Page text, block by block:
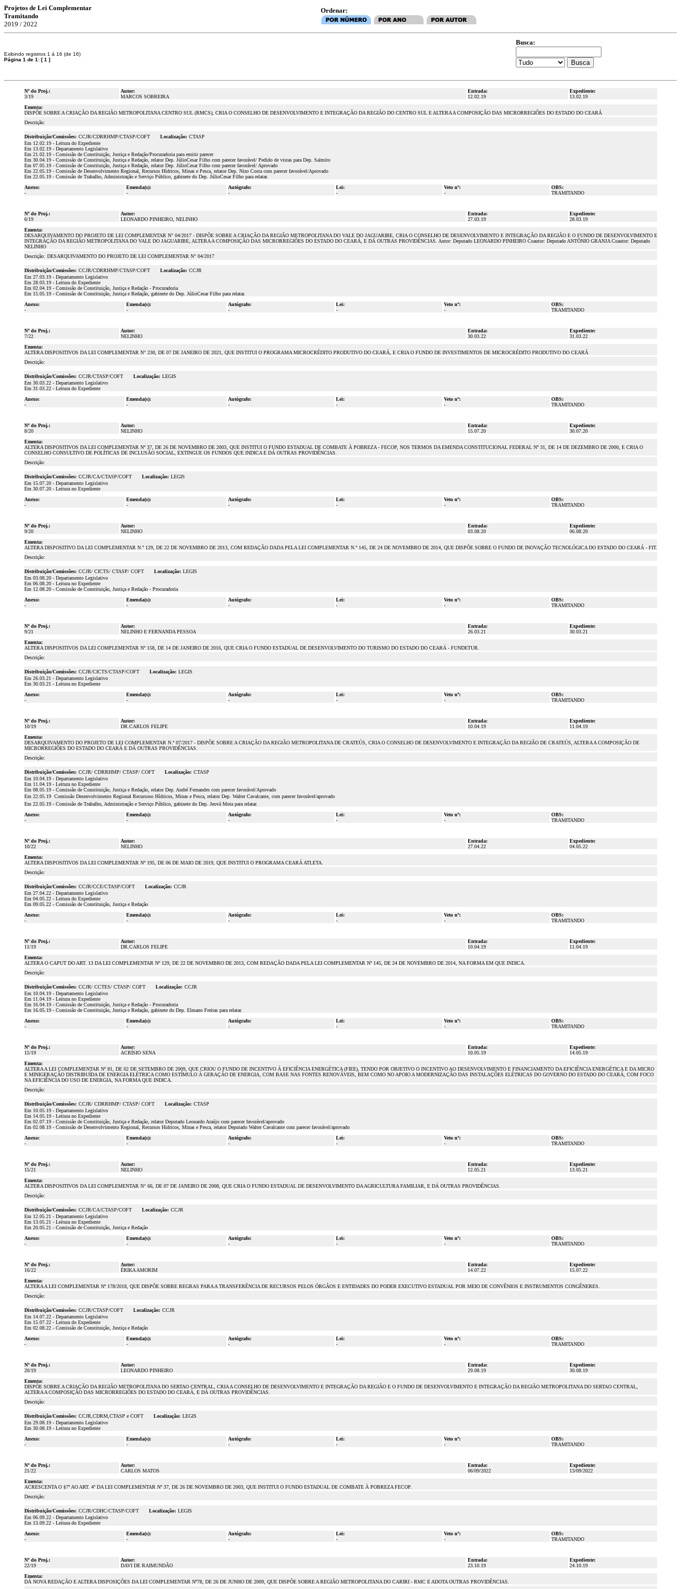
Projetos de Lei Complementar
Tramitando
2019 / 2022
Ordenar:
Exibindo registros 1 á 16 (de 16)
Página 1 de 1: [1 ]
Busca:
Nº do Proj.:
3/19
Autor:
MARCOS SOBREIRA
Entrada:
12.02.19
Expediente:
13.02.19
Ementa:
DISPÕE SOBRE A CRIAÇÃO DA REGIÃO METROPOLITANA CENTRO SUL (RMCS), CRIA O CONSELHO DE DESENVOLVIMENTO E INTEGRAÇÃO DA REGIÃO DO CENTRO SUL E ALTERA A COMPOSIÇÃO DAS MICRORREGIÕES DO ESTADO DO CEARÁ
Descrição:
Distribuição/Comissões: CCJR/CDRRHMP/CTASP/COFT Localização: CTASP
Em 12.02.19 - Leitura do Expediente
Em 13.02.19 - Departamento Legislativo
Em 21.02.19 - Comissão de Constituição, Justiça e Redação/Procuradoria para emitir parecer
Em 30.04.19 - Comissão de Constituição, Justiça e Redação, relator Dep. JúlioCesar Filho com parecer favorável/ Pedido de vistas para Dep. Salmito
Em 07.05.19 - Comissão de Constituição, Justiça e Redação, relator Dep. JúlioCesar Filho com parecer favorável/ Aprovado
Em 22.05.19 - Comissão de Desenvolvimento Regional, Recursos Hídricos, Minas e Pesca, relator Dep. Nizo Costa com parecer favorável/Aprovado
Em 22.05.19 - Comissão de Trabalho, Administração e Serviço Público, gabinete do Dep. JúlioCesar Filho para relatar.
Anexo:
-
Emenda(s):
-
Autógrafo:
-
Lei:
-
Veto nº:
-
OBS:
TRAMITANDO
Nº do Proj.:
6/19
Autor:
LEONARDO PINHEIRO, NELINHO
Entrada:
27.03.19
Expediente:
28.03.19
Ementa:
DESARQUIVAMENTO DO PROJETO DE LEI COMPLEMENTAR N° 04/2017 - DISPÕE SOBRE A CRIAÇÃO DA REGIÃO METROPOLITANA DO VALE DO JAGUARIBE, CRIA O CONSELHO DE DESENVOLVIMENTO E INTEGRAÇÃO DA REGIÃO E O FUNDO DE DESENVOLVIMENTO E
INTEGRAÇÃO DA REGIÃO METROPOLITANA DO VALE DO JAGUARIBE, ALTERA A COMPOSIÇÃO DAS MICRORREGIÕES DO ESTADO DO CEARÁ, E DÁ OUTRAS PROVIDÊNCIAS. Autor: Deputado LEONARDO PINHEIRO Coautor: Deputado ANTÔNIO GRANJA Coautor: Deputado
NELINHO
Descrição: DESARQUIVAMENTO DO PROJETO DE LEI COMPLEMENTAR N° 04/2017
Distribuição/Comissões: CCJR/CDRRHMP/CTASP/COFT Localização: CCJR
Em 27.03.19 - Departamento Legislativo
Em 28.03.19 - Leitura do Expediente
Em 02.04.19 - Comissão de Constituição, Justiça e Redação - Procuradoria
Em 15.05.19 - Comissão de Constituição, Justiça e Redação, gabinete do Dep. JúlioCesar Filho para relatar.
Anexo:
-
Emenda(s):
-
Autógrafo:
-
Lei:
-
Veto nº:
-
OBS:
TRAMITANDO
Nº do Proj.:
7/22
Autor:
NELINHO
Entrada:
30.03.22
Expediente:
31.03.22
Ementa:
ALTERA DISPOSITIVOS DA LEI COMPLEMENTAR N° 230, DE 07 DE JANEIRO DE 2021, QUE INSTITUI O PROGRAMA MICROCRÉDITO PRODUTIVO DO CEARÁ, E CRIA O FUNDO DE INVESTIMENTOS DE MICROCRÉDITO PRODUTIVO DO CEARÁ
Descrição:
Distribuição/Comissões: CCJR/CTASP/COFT Localização: LEGIS
Em 30.03.22 - Departamento Legislativo
Em 31.03.22 - Leitura do Expediente
Anexo:
-
Emenda(s):
-
Autógrafo:
-
Lei:
-
Veto nº:
-
OBS:
TRAMITANDO
Nº do Proj.:
8/20
Autor:
NELINHO
Entrada:
15.07.20
Expediente:
30.07.20
Ementa:
ALTERA DISPOSITIVOS DA LEI COMPLEMENTAR Nº 37, DE 26 DE NOVEMBRO DE 2003, QUE INSTITUI O FUNDO ESTADUAL DE COMBATE À POBREZA - FECOP, NOS TERMOS DA EMENDA CONSTITUCIONAL FEDERAL Nº 31, DE 14 DE DEZEMBRO DE 2000, E CRIA O
CONSELHO CONSULTIVO DE POLÍTICAS DE INCLUSÃO SOCIAL, EXTINGUE OS FUNDOS QUE INDICA E DÁ OUTRAS PROVIDÊNCIAS.
Descrição:
Distribuição/Comissões: CCJR/CA/CTASP/COFT Localização: LEGIS
Em 15.07.20 - Departamento Legislativo
Em 30.07.20 - Leitura no Expediente
Anexo:
-
Emenda(s):
-
Autógrafo:
-
Lei:
-
Veto nº:
-
OBS:
TRAMITANDO
Nº do Proj.:
9/20
Autor:
NELINHO
Entrada:
03.08.20
Expediente:
06.08.20
Ementa:
ALTERA DISPOSITIVO DA LEI COMPLEMENTAR N.º 129, DE 22 DE NOVEMBRO DE 2013, COM REDAÇÃO DADA PELA LEI COMPLEMENTAR N.º 145, DE 24 DE NOVEMBRO DE 2014, QUE DISPÕE SOBRE O FUNDO DE INOVAÇÃO TECNOLÓGICA DO ESTADO DO CEARÁ - FIT.
Descrição:
Distribuição/Comissões: CCJR/ CICTS/ CTASP/ COFT Localização: LEGIS
Em 03.08.20 - Departamento Legislativo
Em 06.08.20 - Leitura no Expediente
Em 12.08.20 - Comissão de Constituição, Justiça e Redação - Procuradoria
Anexo:
-
Emenda(s):
-
Autógrafo:
-
Lei:
-
Veto nº:
-
OBS:
TRAMITANDO
Nº do Proj.:
9/21
Autor:
NELINHO E FERNANDA PESSOA
Entrada:
26.03.21
Expediente:
30.03.21
Ementa:
ALTERA DISPOSITIVOS DA LEI COMPLEMENTAR Nº 158, DE 14 DE JANEIRO DE 2016, QUE CRIA O FUNDO ESTADUAL DE DESENVOLVIMENTO DO TURISMO DO ESTADO DO CEARÁ - FUNDETUR.
Descrição:
Distribuição/Comissões: CCJR/CICTS/CTASP/COFT Localização: LEGIS
Em 26.03.21 - Departamento Legislativo
Em 30.03.21 - Leitura no Expediente
Anexo:
-
Emenda(s):
-
Autógrafo:
-
Lei:
-
Veto nº:
-
OBS:
TRAMITANDO
Nº do Proj.:
10/19
Autor:
DR.CARLOS FELIPE
Entrada:
10.04.19
Expediente:
11.04.19
Ementa:
DESARQUIVAMENTO DO PROJETO DE LEI COMPLEMENTAR N.º 07/2017 - DISPÕE SOBRE A CRIAÇÃO DA REGIÃO METROPOLITANA DE CRATEÚS, CRIA O CONSELHO DE DESENVOLVIMENTO E INTEGRAÇÃO DA REGIÃO DE CRATEÚS, ALTERA A COMPOSIÇÃO DE
MICRORREGIÕES DO ESTADO DO CEARÁ E DÁ OUTRAS PROVIDÊNCIAS.
Descrição:
Distribuição/Comissões: CCJR/ CDRRHMP/ CTASP/ COFT Localização: CTASP
Em 10.04.19 - Departamento Legislativo
Em 11.04.19 - Leitura no Expediente
Em 08.05.19 - Comissão de Constituição, Justiça e Redação, relator Dep. André Fernandes com parecer favorável/Aprovado
Em 22.05.19  Comissão Desenvolvimento Regional Recursoso Hídricos, Minas e Pesca, relator Dep. Walter Cavalcante, com parecer favorável/aprovado
Em 22.05.19 - Comissão de Trabalho, Administração e Serviço Público, gabinete do Dep. Jeová Mota para relatar.
Anexo:
-
Emenda(s):
-
Autógrafo:
-
Lei:
-
Veto nº:
-
OBS:
TRAMITANDO
Nº do Proj.:
10/22
Autor:
NELINHO
Entrada:
27.04.22
Expediente:
04.05.22
Ementa:
ALTERA DISPOSITIVOS DA LEI COMPLEMENTAR Nº 195, DE 06 DE MAIO DE 2019, QUE INSTITUI O PROGRAMA CEARÁ ATLETA.
Descrição:
Distribuição/Comissões: CCJR/CCE/CTASP/COFT Localização: CCJR
Em 27.04.22 - Departamento Legislativo
Em 04.05.22 - Leitura do Expediente
Em 09.05.22 - Comissão de Constituição, Justiça e Redação
Anexo:
-
Emenda(s):
-
Autógrafo:
-
Lei:
-
Veto nº:
-
OBS:
TRAMITANDO
Nº do Proj.:
11/19
Autor:
DR.CARLOS FELIPE
Entrada:
10.04.19
Expediente:
11.04.19
Ementa:
ALTERA O CAPUT DO ART. 13 DA LEI COMPLEMENTAR Nº 129, DE 22 DE NOVEMBRO DE 2013, COM REDAÇÃO DADA PELA LEI COMPLEMENTAR Nº 145, DE 24 DE NOVEMBRO DE 2014, NA FORMA EM QUE INDICA.
Descrição:
Distribuição/Comissões: CCJR/ CCTES/ CTASP/ COFT Localização: CCJR
Em 10.04.19 - Departamento Legislativo
Em 11.04.19 - Leitura no Expediente
Em 16.04.19 - Comissão de Constituição, Justiça e Redação - Procuradoria
Em 16.05.19 - Comissão de Constituição, Justiça e Redação, gabinete do Dep. Elmano Freitas para relatar.
Anexo:
-
Emenda(s):
-
Autógrafo:
-
Lei:
-
Veto nº:
-
OBS:
TRAMITANDO
Nº do Proj.:
15/19
Autor:
ACRÍSIO SENA
Entrada:
10.05.19
Expediente:
14.05.19
Ementa:
ALTERA A LEI COMPLEMENTAR Nº 81, DE 02 DE SETEMBRO DE 2009, QUE CRIOU O FUNDO DE INCENTIVO À EFICIÊNCIA ENERGÉTICA (FIEE), TENDO POR OBJETIVO O INCENTIVO AO DESENVOLVIMENTO E FINANCIAMENTO DA EFICIÊNCIA ENERGÉTICA E DA MICRO
E MINIGERAÇÃO DISTRIBUÍDA DE ENERGIA ELÉTRICA COMO ESTÍMULO À GERAÇÃO DE ENERGIA, COM BASE NAS FONTES RENOVÁVEIS, BEM COMO NO APOIO A MODERNIZAÇÃO DAS INSTALAÇÕES ELÉTRICAS DO GOVERNO DO ESTADO DO CEARÁ, COM FOCO
NA EFICIÊNCIA DO USO DE ENERGIA, NA FORMA QUE INDICA.
Descrição:
Distribuição/Comissões: CCJR/ CDRRHMP/ CTASP/ COFT Localização: CTASP
Em 10.05.19 - Departamento Legislativo
Em 14.05.19 - Leitura no Expediente
Em 02.07.19 - Comissão de Constituição, Justiça e Redação, relator Deputado Leonardo Araújo com parecer favorável/aprovado
Em 02.08.19 - Comissão de Desenvolvimento Regional, Recursos Hidricos, Minas e Pesca, relator Deputado Walter Cavalcante com parecer favorável/aprovado
Anexo:
-
Emenda(s):
-
Autógrafo:
-
Lei:
-
Veto nº:
-
OBS:
TRAMITANDO
Nº do Proj.:
15/21
Autor:
NELINHO
Entrada:
12.05.21
Expediente:
13.05.21
Ementa:
ALTERA DISPOSITIVOS DA LEI COMPLEMENTAR N° 66, DE 07 DE JANEIRO DE 2008, QUE CRIA O FUNDO ESTADUAL DE DESENVOLVIMENTO DA AGRICULTURA FAMILIAR, E DÁ OUTRAS PROVIDÊNCIAS.
Descrição:
Distribuição/Comissões: CCJR/CA/CTASP/COFT Localização: CCJR
Em 12.05.21 - Departamento Legislativo
Em 13.05.21 - Leitura no Expediente
Em 20.05.21 - Comissão de Constituição, Justiça e Redação
Anexo:
-
Emenda(s):
-
Autógrafo:
-
Lei:
-
Veto nº:
-
OBS:
TRAMITANDO
Nº do Proj.:
16/22
Autor:
ÉRIKA AMORIM
Entrada:
14.07.22
Expediente:
15.07.22
Ementa:
ALTERA A LEI COMPLEMENTAR Nº 178/2018, QUE DISPÕE SOBRE REGRAS PARA A TRANSFERÊNCIA DE RECURSOS PELOS ÓRGÃOS E ENTIDADES DO PODER EXECUTIVO ESTADUAL POR MEIO DE CONVÊNIOS E INSTRUMENTOS CONGÊNERES.
Descrição:
Distribuição/Comissões: CCJR/CTASP/COFT Localização: CCJR
Em 14.07.22 - Departamento Legislativo
Em 15.07.22 - Leitura do Expediente
Em 02.08.22 - Comissão de Constituição, Justiça e Redação
Anexo:
-
Emenda(s):
-
Autógrafo:
-
Lei:
-
Veto nº:
-
OBS:
TRAMITANDO
Nº do Proj.:
20/19
Autor:
LEONARDO PINHEIRO
Entrada:
29.08.19
Expediente:
30.08.19
Ementa:
DISPÕE SOBRE A CRIAÇÃO DA REGIÃO METROPOLITANA DO SERTAO CENTRAL, CRIA A CONSELHO DE DESENVOLVIMENTO E INTEGRAÇÃO DA REGIÃO E O FUNDO DE DESENVOLVIMENTO E INTEGRAÇÃO DA REGIÃO METROPOLITANA DO SERTAO CENTRAL,
ALTERA A COMPOSIÇÃO DAS MICRORREGIÕES DO ESTADO DO CEARÁ, E DÁ OUTRAS PROVIDÊNCIAS.
Descrição:
Distribuição/Comissões: CCJR,CDRM,CTASP e COFT Localização: LEGIS
Em 29.08.19 - Departamento Legislativo
Em 30.08.19 - Leitura no Expediente
Anexo:
-
Emenda(s):
-
Autógrafo:
-
Lei:
-
Veto nº:
-
OBS:
TRAMITANDO
Nº do Proj.:
21/22
Autor:
CARLOS MATOS
Entrada:
06/09/2022
Expediente:
13/09/2022
Ementa:
ACRESCENTA O §7º AO ART. 4º DA LEI COMPLEMENTAR Nº 37, DE 26 DE NOVEMBRO DE 2003, QUE INSTITUI O FUNDO ESTADUAL DE COMBATE À POBREZA FECOP.
Descrição:
Distribuição/Comissões: CCJR/CDHC/CTASP/COFT Localização: LEGIS
Em 06.09.22 - Departamento Legislativo
Em 13.09.22 - Leitura do Expediente
Anexo:
-
Emenda(s):
-
Autógrafo:
-
Lei:
-
Veto nº:
-
OBS:
TRAMITANDO
Nº do Proj.:
22/19
Autor:
DAVI DE RAIMUNDÃO
Entrada:
23.10.19
Expediente:
24.10.19
Ementa:
DÁ NOVA REDAÇÃO E ALTERA DISPOSIÇÕES DA LEI COMPLEMENTAR Nº78, DE 26 DE JUNHO DE 2009, QUE DISPÕE SOBRE A REGIÃO METROPOLITANA DO CARIRI - RMC E ADOTA OUTRAS PROVIDÊNCIAS.